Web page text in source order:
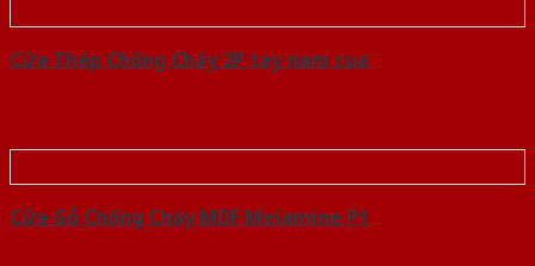
Cửa Thép Chống Cháy 2P tay nam cua
Cửa Gỗ Chống Cháy MDF Melamine P1